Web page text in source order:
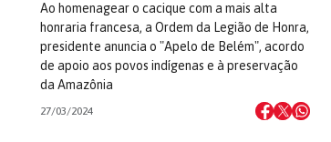
Ao homenagear o cacique com a mais alta
honraria francesa, a Ordem da Legião de Honra,
presidente anuncia o "Apelo de Belém", acordo
de apoio aos povos indígenas e à preservação
da Amazônia
27/03/2024